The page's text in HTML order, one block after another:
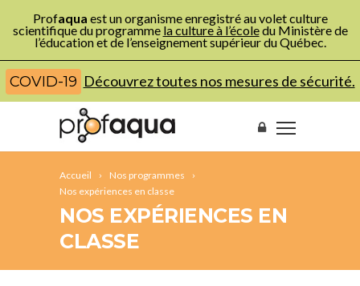
Profaqua est un organisme enregistré au volet culture
scientifique du programme la culture à l’écoledu Ministère de
l’éducation et de l’enseignement supérieur du Québec.
COVID-19 Découvrez toutes nos mesures de sécurité.
Accueil
Nos programmes
Nos expériences en classe
NOS EXPÉRIENCES EN
CLASSE